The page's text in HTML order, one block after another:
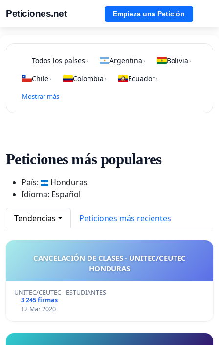
Peticiones.net Empieza una Petición
Todos los países › Argentina › Bolivia ›
Chile› Colombia › Ecuador›
Mostrar más
Peticiones más populares
País:
Honduras
Idioma: Español
Tendencias Peticiones más recientes
CANCELACIÓN DE CLASES - UNITEC/CEUTEC
HONDURAS
UNITEC/CEUTEC - ESTUDIANTES
3 245 firmas
12 Mar 2020